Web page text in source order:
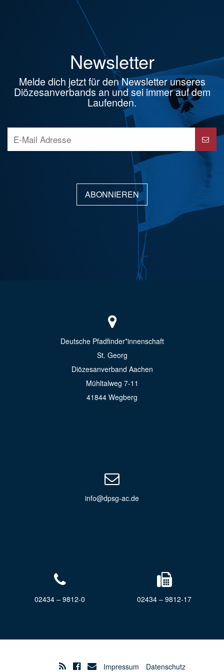
Newsletter
Melde dich jetzt für den Newsletter unseres
Diözesanverbands an und sei immer auf dem
Laufenden.
ABONNIEREN
Deutsche Pfadfinder*innenschaft
St. Georg
Diözesanverband Aachen
Mühltalweg 7-11
41844 Wegberg
info@dpsg-ac.de
02434 – 9812-0 02434 – 9812-17
Impressum Datenschutz